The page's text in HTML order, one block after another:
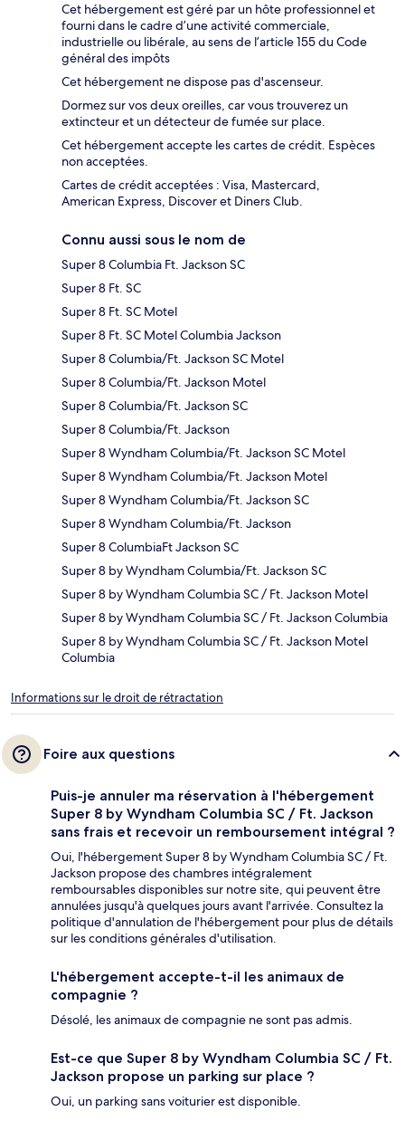
Cet hébergement est géré par un hôte professionnel et
fourni dans le cadre d’une activité commerciale,
industrielle ou libérale, au sens de l’article 155 du Code
général des impôts
Cet hébergement ne dispose pas d'ascenseur.
Dormez sur vos deux oreilles, car vous trouverez un
extincteur et un détecteur de fumée sur place.
Cet hébergement accepte les cartes de crédit. Espèces
non acceptées.
Cartes de crédit acceptées : Visa, Mastercard,
American Express, Discover et Diners Club.
Connu aussi sous le nom de
Super 8 Columbia Ft. Jackson SC
Super 8 Ft. SC
Super 8 Ft. SC Motel
Super 8 Ft. SC Motel Columbia Jackson
Super 8 Columbia/Ft. Jackson SC Motel
Super 8 Columbia/Ft. Jackson Motel
Super 8 Columbia/Ft. Jackson SC
Super 8 Columbia/Ft. Jackson
Super 8 Wyndham Columbia/Ft. Jackson SC Motel
Super 8 Wyndham Columbia/Ft. Jackson Motel
Super 8 Wyndham Columbia/Ft. Jackson SC
Super 8 Wyndham Columbia/Ft. Jackson
Super 8 ColumbiaFt Jackson SC
Super 8 by Wyndham Columbia/Ft. Jackson SC
Super 8 by Wyndham Columbia SC / Ft. Jackson Motel
Super 8 by Wyndham Columbia SC / Ft. Jackson Columbia
Super 8 by Wyndham Columbia SC / Ft. Jackson Motel
Columbia
Informations sur le droit de rétractation
Foire aux questions
Puis-je annuler ma réservation à l'hébergement
Super 8 by Wyndham Columbia SC / Ft. Jackson
sans frais et recevoir un remboursement intégral ?
Oui, l'hébergement Super 8 by Wyndham Columbia SC / Ft.
Jackson propose des chambres intégralement
remboursables disponibles sur notre site, qui peuvent être
annulées jusqu'à quelques jours avant l'arrivée. Consultez la
politique d'annulation de l'hébergement pour plus de détails
sur les conditions générales d'utilisation.
L'hébergement accepte-t-il les animaux de
compagnie ?
Désolé, les animaux de compagnie ne sont pas admis.
Est-ce que Super 8 by Wyndham Columbia SC / Ft.
Jackson propose un parking sur place ?
Oui, un parking sans voiturier est disponible.